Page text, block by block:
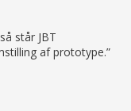
står JBT
af prototype.”